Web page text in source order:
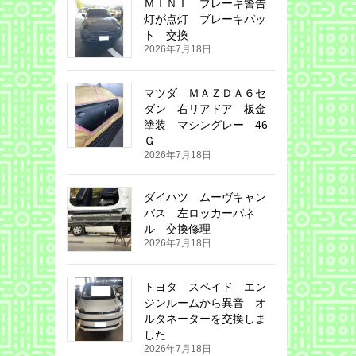
ＭＩＮＩ ブレーキ警告
灯が点灯 ブレーキパッ
ト 交換
2026年7月18日
マツダ ＭＡＺＤＡ６セ
ダン 右リアドア 板金
塗装 マシングレー 46
Ｇ
2026年7月18日
ダイハツ ムーヴキャン
バス 左ロッカーパネ
ル 交換修理
2026年7月18日
トヨタ スペイド エン
ジンルームから異音 オ
ルタネーターを交換しま
した
2026年7月18日